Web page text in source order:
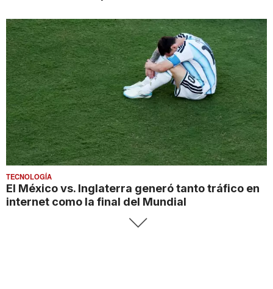
TECNOLOGÍA
El México vs. Inglaterra generó tanto tráfico en
internet como la final del Mundial